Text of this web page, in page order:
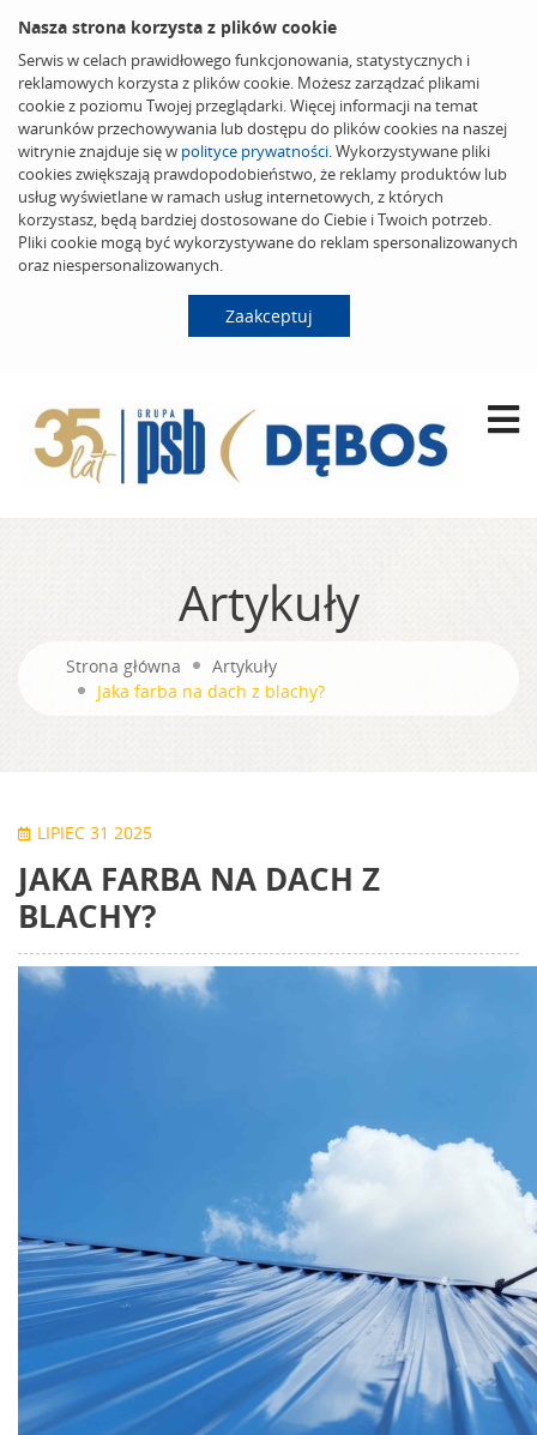
Nasza strona korzysta z plików cookie
Serwis w celach prawidłowego funkcjonowania, statystycznych i
reklamowych korzysta z plików cookie. Możesz zarządzać plikami
cookie z poziomu Twojej przeglądarki. Więcej informacji na temat
warunków przechowywania lub dostępu do plików cookies na naszej
witrynie znajduje się w polityce prywatności. Wykorzystywane pliki
cookies zwiększają prawdopodobieństwo, że reklamy produktów lub
usług wyświetlane w ramach usług internetowych, z których
korzystasz, będą bardziej dostosowane do Ciebie i Twoich potrzeb.
Pliki cookie mogą być wykorzystywane do reklam spersonalizowanych
oraz niespersonalizowanych.
Zaakceptuj
Artykuły
Strona główna
Artykuły
Jaka farba na dach z blachy?
LIPIEC 31 2025
JAKA FARBA NA DACH Z
BLACHY?